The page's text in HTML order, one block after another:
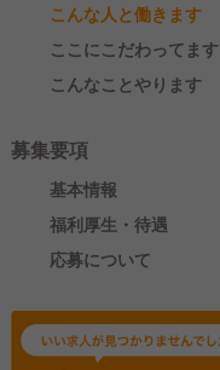
こんな人と働きます
ここにこだわってます
こんなことやります
募集要項
基本情報
福利厚生・待遇
応募について